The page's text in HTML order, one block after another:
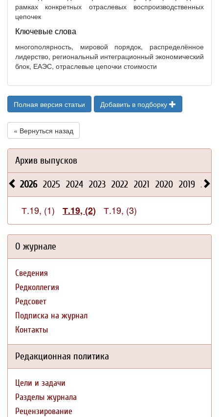
рамках конкретных отраслевых воспроизводственных
цепочек
Ключевые слова
многополярность, мировой порядок, распределённое
лидерство, региональный интеграционный экономический
блок, ЕАЭС, отраслевые цепочки стоимости
Полная версия статьи Добавить в подборку
« Вернуться назад
Архив выпусков
2026 2025 2024 2023 2022 2021 2020 2019 2018
Т.19, (1) Т.19, (2) Т.19, (3)
О журнале
Сведения
Редколлегия
Редсовет
Подписка на журнал
Контакты
Редакционная политика
Цели и задачи
Разделы журнала
Рецензирование